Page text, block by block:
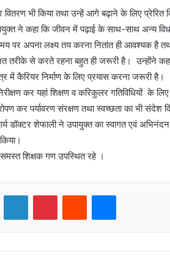
वितरण भी किया तथा उन्हें आगे बढ़ाने के लिए
ने कहा कि जीवन में पढ़ाई के साथ-साथ अन्य
पर अपना लक्ष्य तय करना नितांत ही आवश्यक है
तरीके से करते रहना बहुत ही जरूरी है। उन्होंने
में कैरियर निर्माण के लिए प्रयास करना जरूरी है।
कर यहां शिक्षण व करिकुलर गतिविधियों के
कर पर्यावरण संरक्षण तथा स्वच्छता का भी संदेश
डॉक्टर शेफाली ने उपायुक्त का स्वागत एवं
शिक्षक गण उपस्थित रहे ।